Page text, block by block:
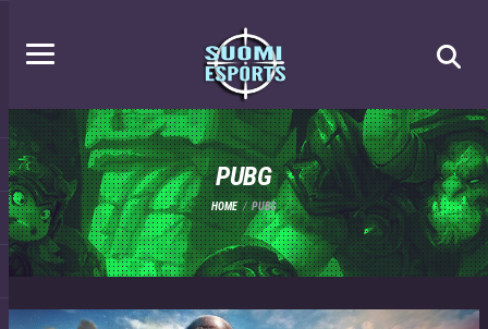
PUBG
HOME PUBG